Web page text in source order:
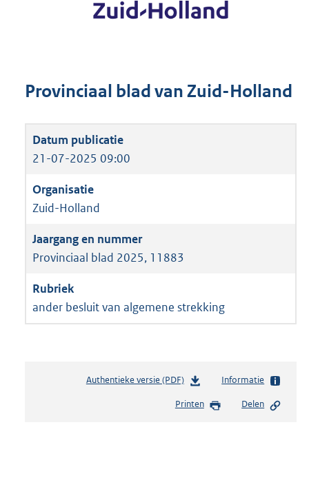
Provinciaal blad van Zuid-Holland
21-07-2025 09:00
Zuid-Holland
Provinciaal blad 2025, 11883
ander besluit van algemene strekking
Authentieke versie (PDF)b
s
Informatie
Printen Delen